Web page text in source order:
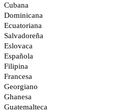
Cubana
Dominicana
Ecuatoriana
Salvadoreña
Eslovaca
Española
Filipina
Francesa
Georgiano
Ghanesa
Guatemalteca